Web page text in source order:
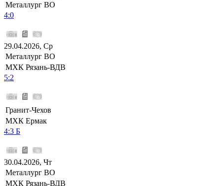
Металлург ВО
4:0
29.04.2026, Ср
Металлург ВО
МХК Рязань-ВДВ
5:2
Гранит-Чехов
МХК Ермак
4:3 Б
30.04.2026, Чт
Металлург ВО
МХК Рязань-ВДВ